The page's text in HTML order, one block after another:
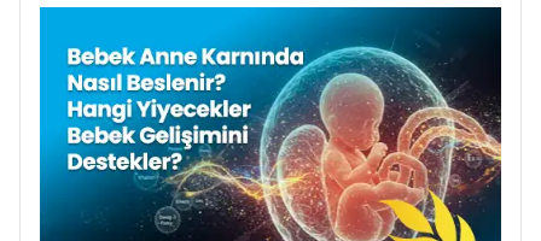
sindirimi kolay besinlerle başlamak ve
öğünü aşırıya kaçmadan, yavaş yavaş
tüketmek önemlidir. Aynı zamanda yeterli su
tüketimi sağlanmalı, vücut susuz
kalmamalıdır. Ramazan boyunca sağlıklı ve
dengeli beslenerek hem bağışıklık sistemini
güçlü tutabilir hem de enerjinizi koruyarak